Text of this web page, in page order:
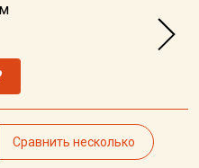
Сравнить несколько